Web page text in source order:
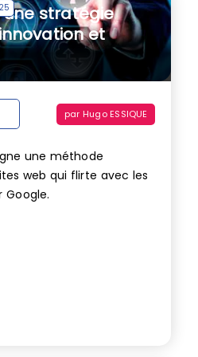
une stratégie
et
par Hugo ESSIQUE
une méthode
web qui flirte avec les
Google.